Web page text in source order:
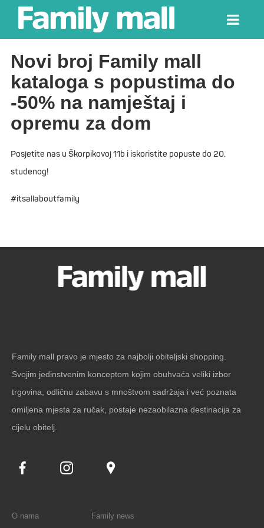
Novi broj Family mall
kataloga s popustima do
-50% na namještaj i
opremu za dom
Posjetite nas u Škorpikovoj 11b i iskoristite popuste do 20.
studenog!
#itsallaboutfamily
Family mall pravo je mjesto za najbolji obiteljski shopping.
Svojim jedinstvenim konceptom kojim obuhvaća veliki izbor
trgovina, odličnu zabavu s mnoštvom sadržaja i već poznata
omiljena mjesta za ručak, postaje nezaobilazna destinacija za
cijelu obitelj.
O nama Family news